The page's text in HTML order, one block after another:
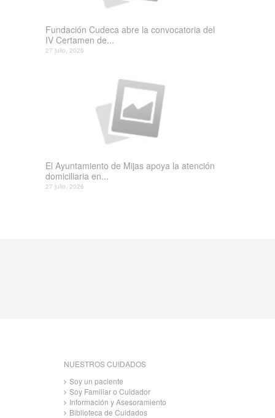
Fundación Cudeca abre la convocatoria del
IV Certamen de...
27 julio, 2026
El Ayuntamiento de Mijas apoya la atención
domiciliaria en...
27 julio, 2026
NUESTROS CUIDADOS
Soy un paciente
Soy Familiar o Cuidador
Información y Asesoramiento
Biblioteca de Cuidados